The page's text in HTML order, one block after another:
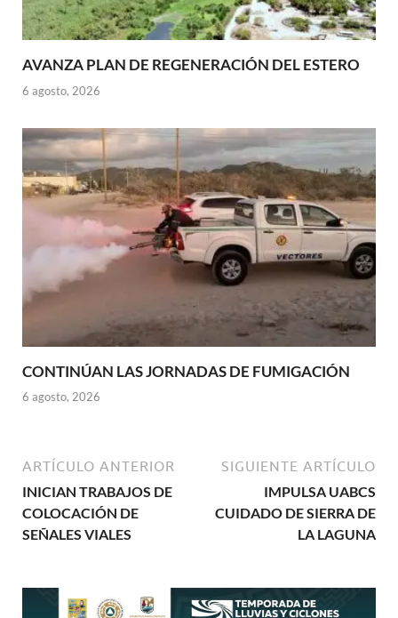
AVANZA PLAN DE REGENERACIÓN DEL ESTERO
6 agosto, 2026
CONTINÚAN LAS JORNADAS DE FUMIGACIÓN
6 agosto, 2026
ARTÍCULO ANTERIOR
INICIAN TRABAJOS DE
COLOCACIÓN DE
SEÑALES VIALES
SIGUIENTE ARTÍCULO
IMPULSA UABCS
CUIDADO DE SIERRA DE
LA LAGUNA